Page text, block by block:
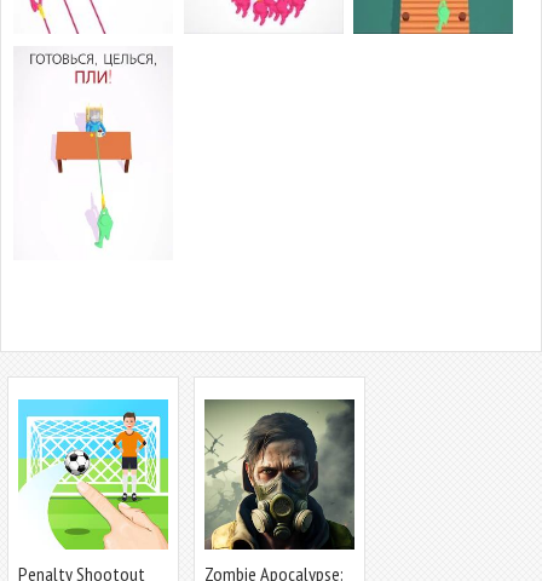
Penalty Shootout
Zombie Apocalypse: